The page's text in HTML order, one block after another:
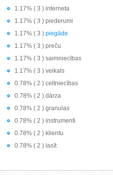
1.17% ( 3 ) interneta
1.17% ( 3 ) piederumi
1.17% ( 3 ) piegāde
1.17% ( 3 ) preču
1.17% ( 3 ) saimniecības
1.17% ( 3 ) veikals
0.78% ( 2 ) celtniecības
0.78% ( 2 ) dārza
0.78% ( 2 ) granulas
0.78% ( 2 ) instrumenti
0.78% ( 2 ) klientu
0.78% ( 2 ) lasīt